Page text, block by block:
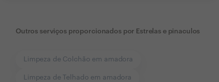
Outros serviços proporcionados por Estrelas e pinaculos
Limpeza de Colchão em amadora
Limpeza de Telhado em amadora